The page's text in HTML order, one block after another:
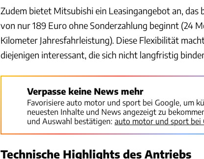
Zudem bietet Mitsubishi ein Leasingangebot an, das
von nur 189 Euro ohne Sonderzahlung beginnt (24
Kilometer Jahresfahrleistung). Diese Flexibilität
diejenigen interessant, die sich nicht langfristig
Verpasse keine News mehr
Favorisiere auto motor und sport bei Google, um
neuesten Inhalte und News angezeigt zu
und Auswahl bestätigen: auto motor und sport bei
Technische Highlights des Antriebs